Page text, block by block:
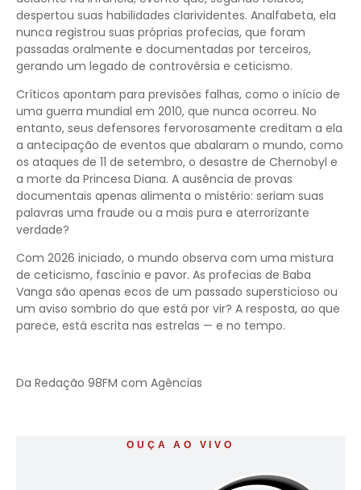
despertou suas habilidades clarividentes. Analfabeta, ela
nunca registrou suas próprias profecias, que foram
passadas oralmente e documentadas por terceiros,
gerando um legado de controvérsia e ceticismo.
Críticos apontam para previsões falhas, como o início de
uma guerra mundial em 2010, que nunca ocorreu. No
entanto, seus defensores fervorosamente creditam a ela
a antecipação de eventos que abalaram o mundo, como
os ataques de 11 de setembro, o desastre de Chernobyl e
a morte da Princesa Diana. A ausência de provas
documentais apenas alimenta o mistério: seriam suas
palavras uma fraude ou a mais pura e aterrorizante
verdade?
Com 2026 iniciado, o mundo observa com uma mistura
de ceticismo, fascínio e pavor. As profecias de Baba
Vanga são apenas ecos de um passado supersticioso ou
um aviso sombrio do que está por vir? A resposta, ao que
parece, está escrita nas estrelas — e no tempo.
Da Redação 98FM com Agências
OUÇA AO VIVO